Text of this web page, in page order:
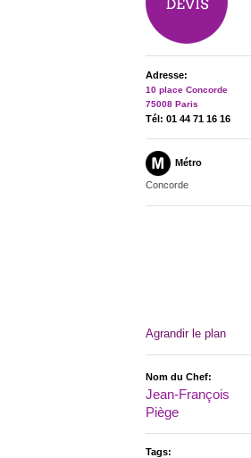
Adresse:
10 place Concorde
75008 Paris
Tél: 01 44 71 16 16
Métro
Concorde
Agrandir le plan
Nom du Chef:
Jean-François
Piège
Tags: